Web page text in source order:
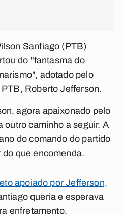
Santiago (PTB)
do "fantasma do
adotado pelo
Roberto Jefferson.
agora apaixonado pelo
outro caminho a seguir. A
do comando do partido
que encomenda.
apoiado por Jefferson,
queria e esperava
enfretamento.